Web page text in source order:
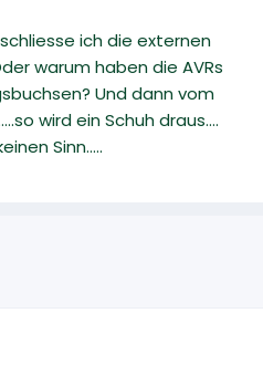
ich die externen
warum haben die AVRs
Und dann vom
wird ein Schuh draus....
Sinn.....